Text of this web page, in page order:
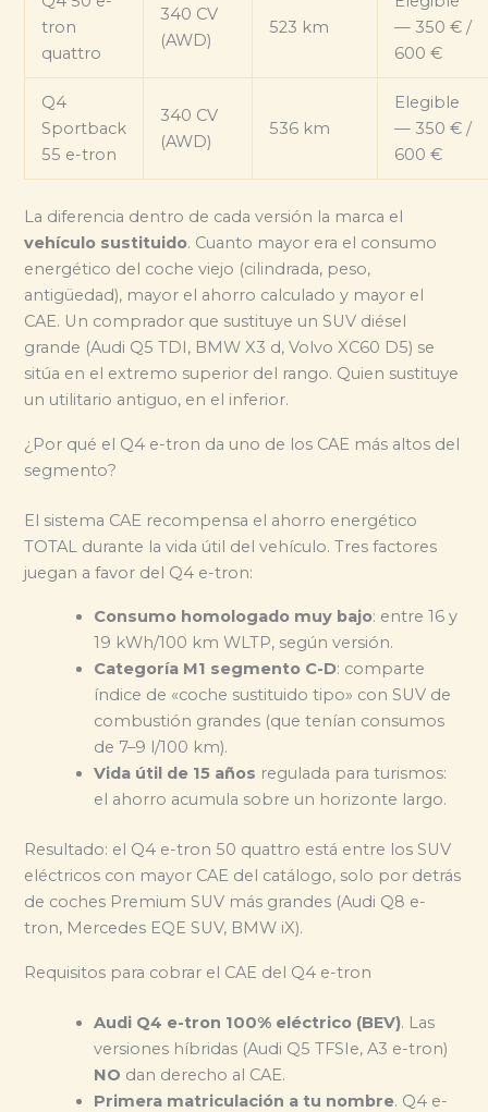
tron
quattro
340 CV
(AWD)
523 km
— 350 € /
600 €
Q4
Sportback
55 e-tron
340 CV
(AWD)
536 km
Elegible
— 350 € /
600 €
La diferencia dentro de cada versión la marca el
vehículo sustituido. Cuanto mayor era el consumo
energético del coche viejo (cilindrada, peso,
antigüedad), mayor el ahorro calculado y mayor el
CAE. Un comprador que sustituye un SUV diésel
grande (Audi Q5 TDI, BMW X3 d, Volvo XC60 D5) se
sitúa en el extremo superior del rango. Quien sustituye
un utilitario antiguo, en el inferior.
¿Por qué el Q4 e-tron da uno de los CAE más altos del
segmento?
El sistema CAE recompensa el ahorro energético
TOTAL durante la vida útil del vehículo. Tres factores
juegan a favor del Q4 e-tron:
Consumo homologado muy bajo: entre 16 y
19 kWh/100 km WLTP, según versión.
Categoría M1 segmento C-D: comparte
índice de «coche sustituido tipo» con SUV de
combustión grandes (que tenían consumos
de 7–9 l/100 km).
Vida útil de 15 años regulada para turismos:
el ahorro acumula sobre un horizonte largo.
Resultado: el Q4 e-tron 50 quattro está entre los SUV
eléctricos con mayor CAE del catálogo, solo por detrás
de coches Premium SUV más grandes (Audi Q8 e-
tron, Mercedes EQE SUV, BMW iX).
Requisitos para cobrar el CAE del Q4 e-tron
Audi Q4 e-tron 100% eléctrico (BEV). Las
versiones híbridas (Audi Q5 TFSIe, A3 e-tron)
NO dan derecho al CAE.
Primera matriculación a tu nombre. Q4 e-